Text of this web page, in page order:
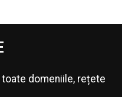
domeniile, rețete